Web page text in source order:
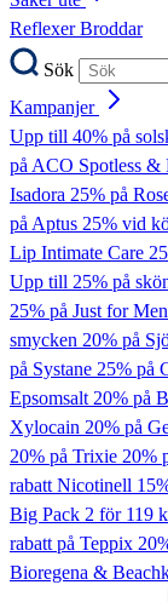
ReflexerBroddar
Sök
Kampanjer
Upp till 40% på
på ACO Spotless &
Isadora 25% på
på Aptus 25% vid
Lip Intimate Care
Upp till 25% på
25% på Just for Men
smycken 20% på
på Systane 25% på
Epsomsalt20% på
Xylocain 20% på
20% på Trixie 20%
rabatt Nicotinell
Big Pack 2 för 119
rabatt på Teppix
Bioregena &